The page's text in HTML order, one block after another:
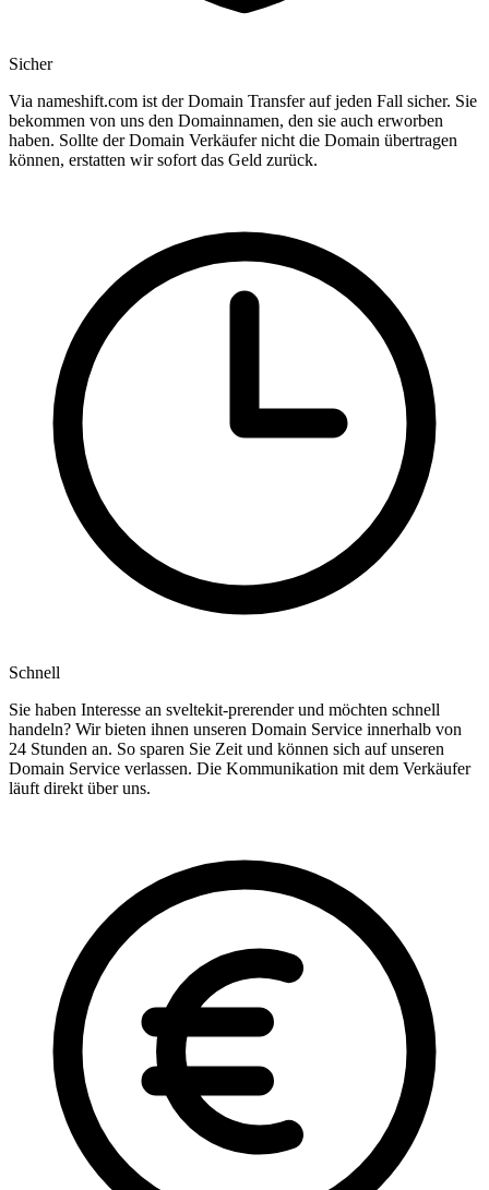
Sicher
Via nameshift.com ist der Domain Transfer auf jeden Fall sicher. Sie
bekommen von uns den Domainnamen, den sie auch erworben
haben. Sollte der Domain Verkäufer nicht die Domain übertragen
können, erstatten wir sofort das Geld zurück.
Schnell
Sie haben Interesse an sveltekit-prerender und möchten schnell
handeln? Wir bieten ihnen unseren Domain Service innerhalb von
24 Stunden an. So sparen Sie Zeit und können sich auf unseren
Domain Service verlassen. Die Kommunikation mit dem Verkäufer
läuft direkt über uns.